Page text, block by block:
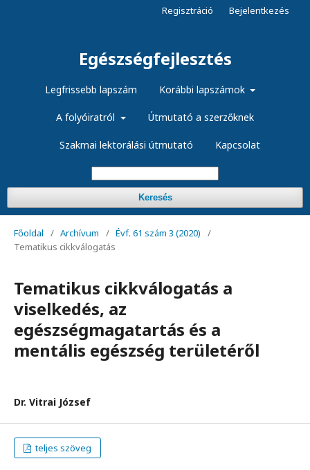
Egészségfejlesztés
Legfrissebb lapszám Korábbi lapszámok
A folyóiratról Útmutató a szerzőknek
Szakmai lektorálási útmutató Kapcsolat
Keresés
Regisztráció Bejelentkezés
Főoldal / Archívum / Évf. 61 szám 3 (2020)
/
Tematikus cikkválogatás
Tematikus cikkválogatás a
viselkedés, az
egészségmagatartás és a
mentális egészség területéről
Dr. Vitrai József
teljes szöveg